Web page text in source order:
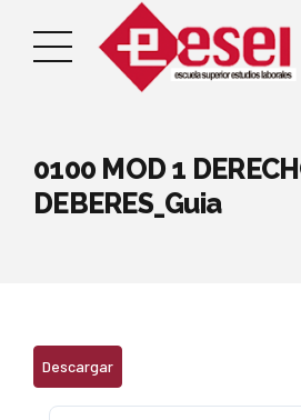
0100 MOD 1
DEBERES_Guia
Descargar